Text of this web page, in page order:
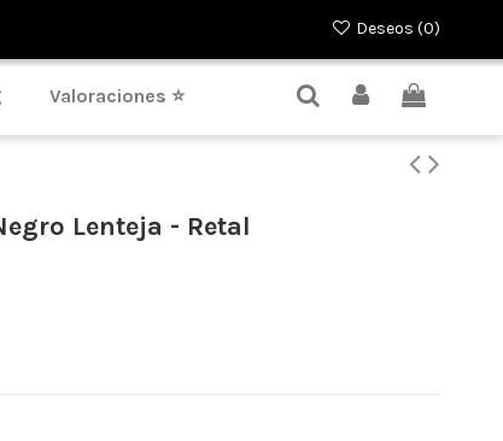
Deseos (0)
Valoraciones ⭐
Lenteja - Retal